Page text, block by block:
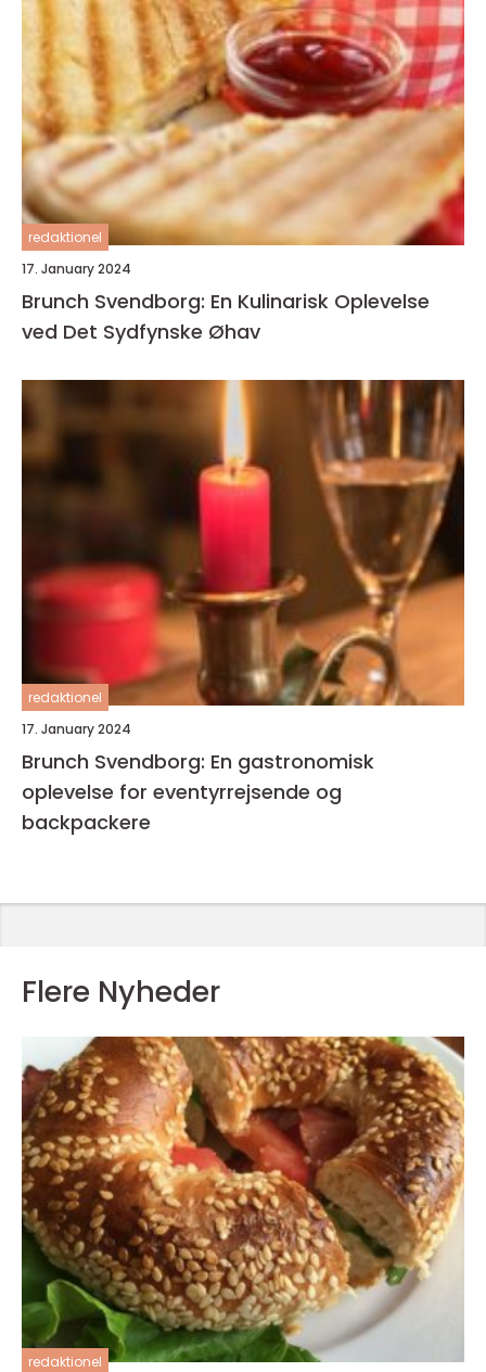
redaktionel
17. January 2024
Brunch Svendborg: En Kulinarisk Oplevelse
ved Det Sydfynske Øhav
redaktionel
17. January 2024
Brunch Svendborg: En gastronomisk
oplevelse for eventyrrejsende og
backpackere
Flere Nyheder
redaktionel